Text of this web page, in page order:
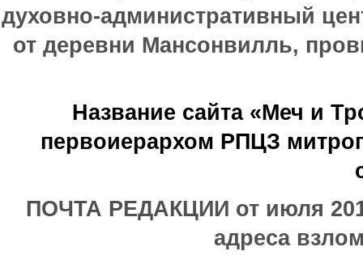
духовно-административный
от деревни Мансонвилль,
Название сайта «Меч и
первоиерархом РПЦЗ
ПОЧТА РЕДАКЦИИ от июля
адреса